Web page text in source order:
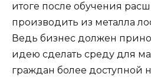
итоге после обучения
производить из металла
Ведь бизнес должен
идею сделать среду для
граждан более доступной